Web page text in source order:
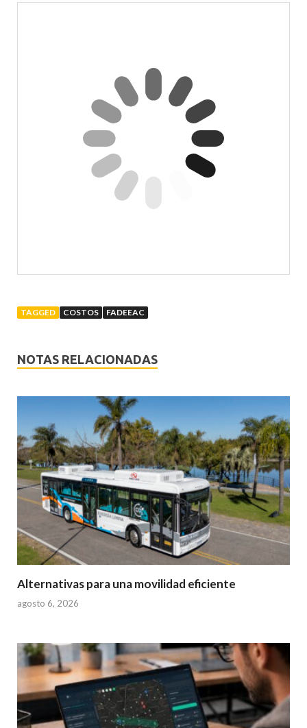
TAGGED COSTOS FADEEAC
NOTAS RELACIONADAS
Alternativas para una movilidad eficiente
agosto 6, 2026